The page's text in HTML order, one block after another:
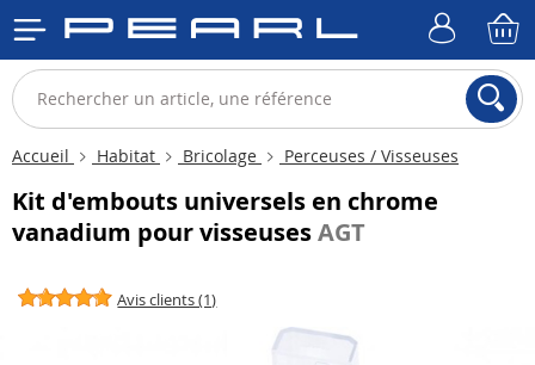
Accueil Habitat Bricolage Perceuses / Visseuses
Kit d'embouts universels en chrome
vanadium pour visseusesAGT
Avis clients (1)